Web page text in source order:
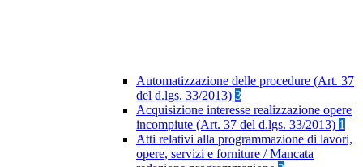
Automatizzazione delle procedure (Art. 37
del d.lgs. 33/2013) 3
Acquisizione interesse realizzazione opere
incompiute (Art. 37 del d.lgs. 33/2013) 1
Atti relativi alla programmazione di lavori,
opere, servizi e forniture / Mancata